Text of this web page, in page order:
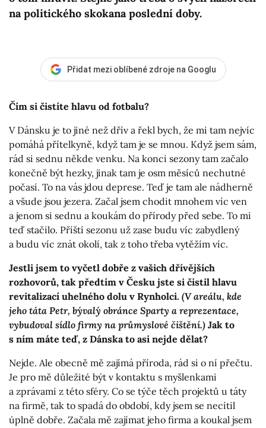
na politického skokana poslední doby.
Přidat mezi oblíbené zdroje na Googlu
Čím si čistíte hlavu od fotbalu?
V Dánsku je to jiné než dřív a řekl bych, že mi tam nejvíc
pomáhá přítelkyně, když tam je se mnou. Když jsem sám,
rád si sednu někde venku. Na konci sezony tam začalo
konečně být hezky, jinak tam je osm měsíců nechutné
počasí. To na vás jdou deprese. Teď je tam ale nádherně
a všude jsou jezera. Začal jsem chodit mnohem víc ven
a jenom si sednu a koukám do přírody před sebe. To mi
teď stačilo. Příští sezonu už zase budu víc zabydlený
a budu víc znát okolí, tak z toho třeba vytěžím víc.
Jestli jsem to vyčetl dobře z vašich dřívějších
rozhovorů, tak předtím v Česku jste si čistil hlavu
revitalizací uhelného dolu v Rynholci. (V areálu, kde
jeho táta Petr, bývalý obránce Sparty a reprezentace,
vybudoval sídlo firmy na průmyslové čištění.) Jak to
s ním máte teď, z Dánska to asi nejde dělat?
Nejde. Ale obecně mě zajímá příroda, rád si o ní přečtu.
Je pro mě důležité být v kontaktu s myšlenkami
a zprávami z této sféry. Co se týče těch projektů u táty
na firmě, tak to spadá do období, kdy jsem se necítil
úplně dobře. Začala mě zajímat jeho firma a koukal jsem